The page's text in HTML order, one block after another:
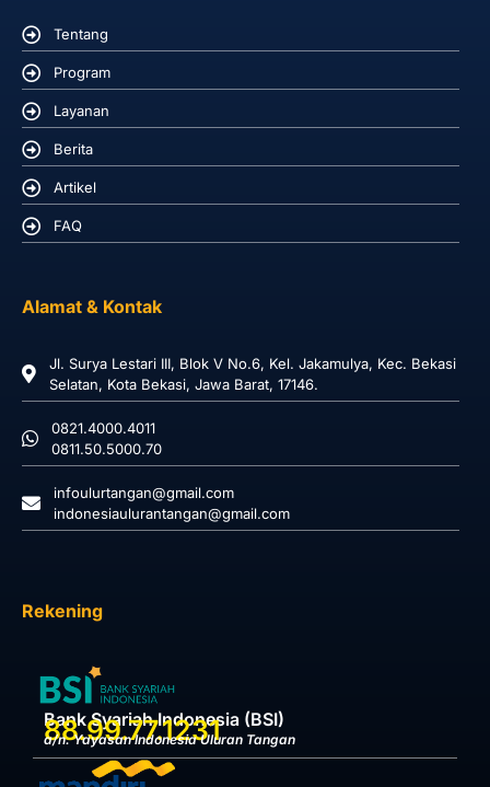
Tentang
Program
Layanan
Berita
Artikel
FAQ
Alamat & Kontak
Jl. Surya Lestari III, Blok V No.6, Kel. Jakamulya, Kec. Bekasi
Selatan, Kota Bekasi, Jawa Barat, 17146.
0821.4000.4011
0811.50.5000.70
infoulurtangan@gmail.com
indonesiaulurantangan@gmail.com
Rekening
Bank Syariah Indonesia (BSI)
88.99.77.1231
a/n. Yayasan Indonesia Uluran Tangan